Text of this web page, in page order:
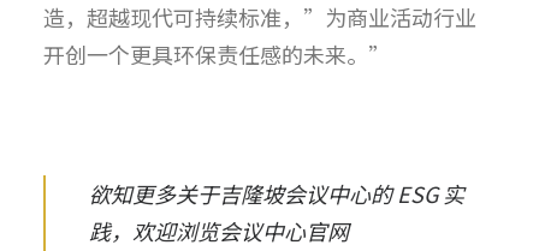
造，超越现代可持续标准，”为商业活动行业
开创一个更具环保责任感的未来。”
欲知更多关于吉隆坡会议中心的 ESG 实
践，欢迎浏览会议中心官网